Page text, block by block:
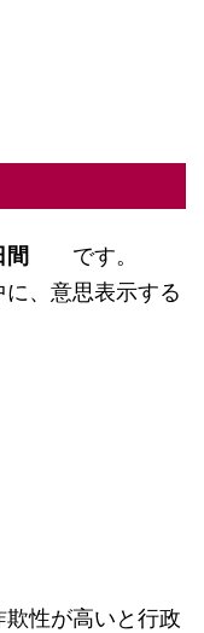
間 です。
、意思表示する
性が高いと行政